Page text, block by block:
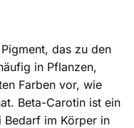
das zu den
in Pflanzen,
Farben vor, wie
Beta-Carotin ist ein
Bedarf im Körper in